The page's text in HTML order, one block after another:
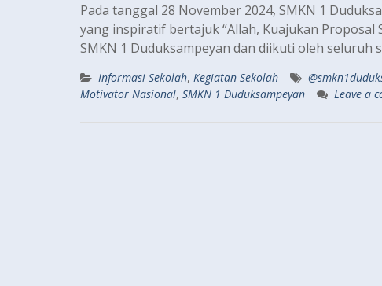
Pada tanggal 28 November 2024, SMKN 1
yang inspiratif bertajuk “Allah, Kuajukan Proposal
SMKN 1 Duduksampeyan dan diikuti oleh seluruh
Informasi Sekolah, Kegiatan Sekolah
Motivator Nasional, SMKN 1 Duduksampeyan Leave a